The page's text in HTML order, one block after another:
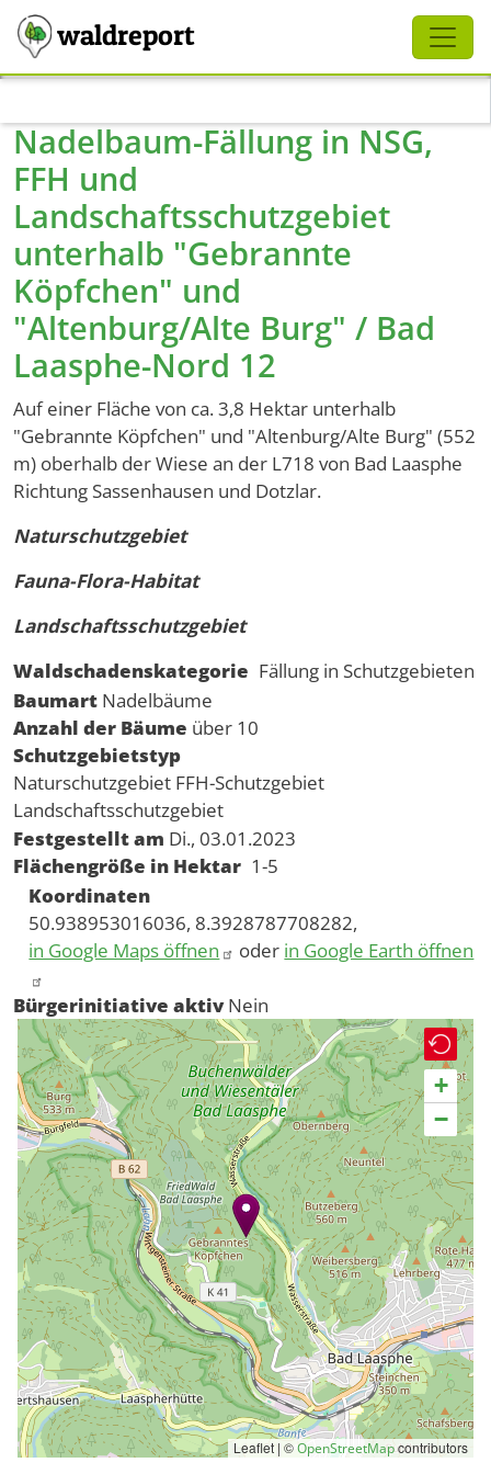
waldreport
Nadelbaum-Fällung in NSG,
FFH und
Landschaftsschutzgebiet
unterhalb "Gebrannte
Köpfchen" und
"Altenburg/Alte Burg" / Bad
Laasphe-Nord 12
Auf einer Fläche von ca. 3,8 Hektar unterhalb
"Gebrannte Köpfchen" und "Altenburg/Alte Burg" (552
m) oberhalb der Wiese an der L718 von Bad Laasphe
Richtung Sassenhausen und Dotzlar.
Naturschutzgebiet
Fauna-Flora-Habitat
Landschaftsschutzgebiet
Waldschadenskategorie Fällung in Schutzgebieten
Baumart Nadelbäume
Anzahl der Bäume über 10
Schutzgebietstyp
Naturschutzgebiet FFH-Schutzgebiet
Landschaftsschutzgebiet
Festgestellt am Di., 03.01.2023
Flächengröße in Hektar 1-5
Koordinaten
50.938953016036, 8.3928787708282,
in Google Maps öffnen
oder in Google Earth öffnen
Bürgerinitiative aktiv Nein
+
−
Leaflet | ©OpenStreetMapcontributors
Schliessen